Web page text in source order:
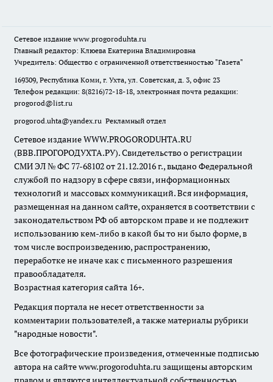
Сетевое издание www.progoroduhta.ru
Главный редактор: Клюева Екатерина Владимировна
Учредитель: Общество с ограниченной ответственностью "Газета"
169309, Республика Коми, г. Ухта, ул. Советская, д. 3, офис 23
Телефон редакции: 8(8216)72-18-18, электронная почта редакции:
progorod@list.ru
progorod.uhta@yandex.ru Рекламный отдел
Сетевое издание WWW.PROGORODUHTA.RU
(ВВВ.ПРОГОРОДУХТА.РУ). Свидетельство о регистрации
СМИ ЭЛ № ФС 77-68102 от 21.12.2016 г., выдано Федеральной
службой по надзору в сфере связи, информационных
технологий и массовых коммуникаций. Вся информация,
размещенная на данном сайте, охраняется в соответствии с
законодательством РФ об авторском праве и не подлежит
использованию кем-либо в какой бы то ни было форме, в
том числе воспроизведению, распространению,
переработке не иначе как с письменного разрешения
правообладателя.
Возрастная категория сайта 16+.
Редакция портала не несет ответственности за
комментарии пользователей, а также материалы рубрики
"народные новости".
Все фотографические произведения, отмеченные подписью
автора на сайте www.progoroduhta.ru защищены авторским